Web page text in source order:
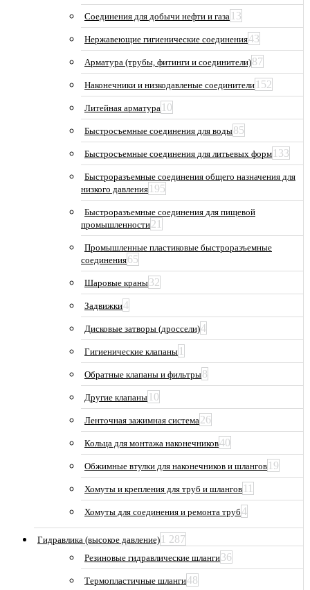
Соединения для добычи нефти и газа 13
Нержавеющие гигиенические соединения43
Арматура (трубы, фитинги и соединители)87
Наконечники и низкодавленые соединители 152
Литейная арматура 10
Быстросъемные соединения для воды85
Быстросъемные соединения для литьевых форм 133
Быстроразъемные соединения общего назначения для
низкого давления 195
Быстроразъемные соединения для пищевой
промышленности21
Промышленные пластиковые быстроразъемные
соединения65
Шаровые краны32
Задвижки4
Дисковые затворы (дроссели)4
Гигиенические клапаны 1
Обратные клапаны и фильтры8
Другие клапаны 10
Ленточная зажимная система26
Кольца для монтажа наконечников40
Обжимные втулки для наконечников и шлангов 19
Хомуты и крепления для труб и шлангов 11
Хомуты для соединения и ремонта труб4
Гидравлика (высокое давление) 1 287
Резиновые гидравлические шланги36
Термопластичные шланги48